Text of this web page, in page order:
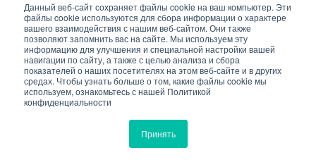
Данный веб-сайт сохраняет файлы cookie на ваш компьютер. Эти
файлы cookie используются для сбора информации о характере
вашего взаимодействия с нашим веб-сайтом. Они также
позволяют запомнить вас на сайте. Мы используем эту
информацию для улучшения и специальной настройки вашей
навигации по сайту, а также с целью анализа и сбора
показателей о наших посетителях на этом веб-сайте и в других
средах. Чтобы узнать больше о том, какие файлы cookie мы
используем, ознакомьтесь с нашей Политикой
конфиденциальности
Принять